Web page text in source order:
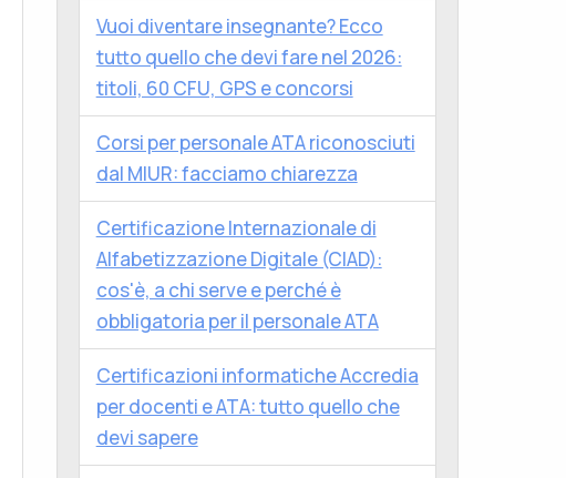
Vuoi diventare insegnante? Ecco
tutto quello che devi fare nel 2026:
titoli, 60 CFU, GPS e concorsi
Corsi per personale ATA riconosciuti
dal MIUR: facciamo chiarezza
Certificazione Internazionale di
Alfabetizzazione Digitale (CIAD):
cos'è, a chi serve e perché è
obbligatoria per il personale ATA
Certificazioni informatiche Accredia
per docenti e ATA: tutto quello che
devi sapere